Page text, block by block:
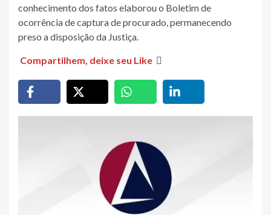
conhecimento dos fatos elaborou o Boletim de
ocorrência de captura de procurado, permanecendo
preso a disposição da Justiça.
Compartilhem, deixe seu Like 